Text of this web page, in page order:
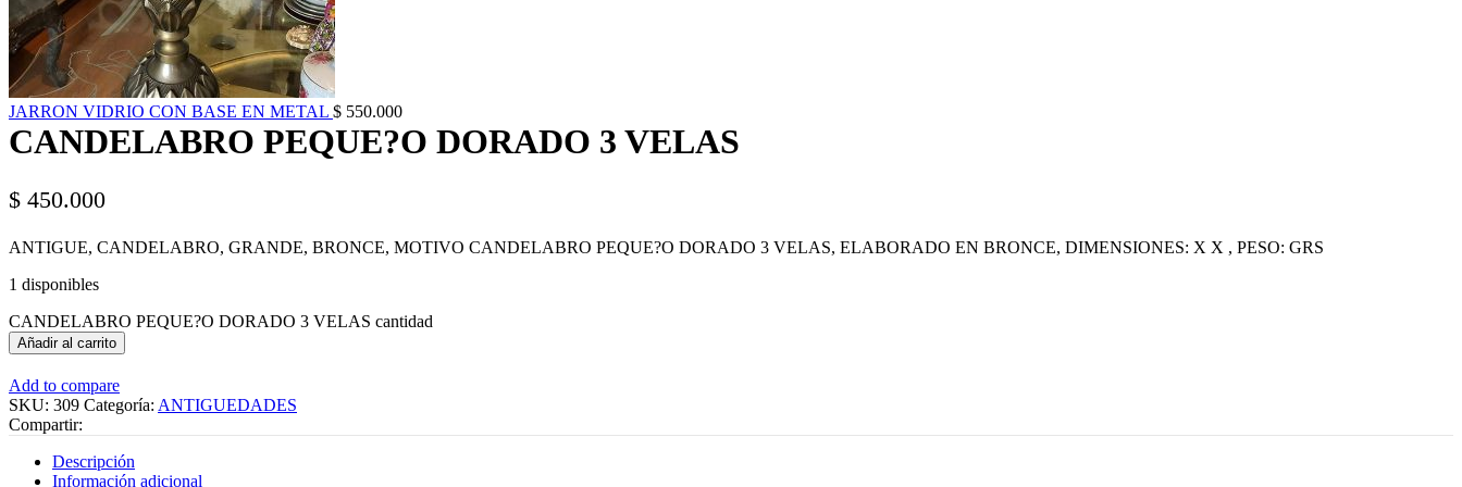
JARRON VIDRIO CON BASE EN METAL $ 550.000
CANDELABRO PEQUE?O DORADO 3 VELAS
$ 450.000
ANTIGUE, CANDELABRO, GRANDE, BRONCE, MOTIVO CANDELABRO PEQUE?O DORADO 3 VELAS, ELABORADO EN BRONCE, DIMENSIONES: X X , PESO: GRS
1 disponibles
CANDELABRO PEQUE?O DORADO 3 VELAS cantidad
Añadir al carrito
Add to compare
SKU: 309 Categoría: ANTIGUEDADES
Compartir:
Descripción
Información adicional